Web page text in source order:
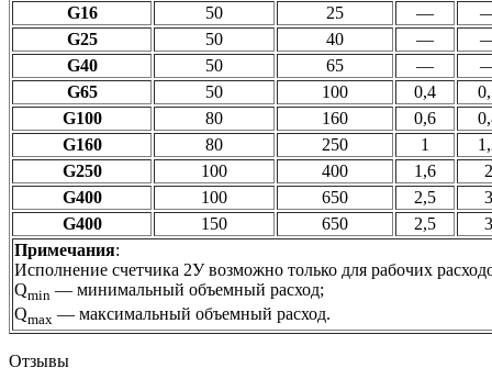
G16 50 25 —
G25
50 40 —
G40
50 65 —
G65
50 100 0,4
G100
80 160 0,6
G160
80 250 1
G250
100 400 1,6
2
G400
100 650 2,5
3
G400
150 650 2,5
3
Примечания:
Исполнение счетчика 2У возможно только для рабочих
Qmin — минимальный объемный расход;
Qmax — максимальный объемный расход.
Отзывы